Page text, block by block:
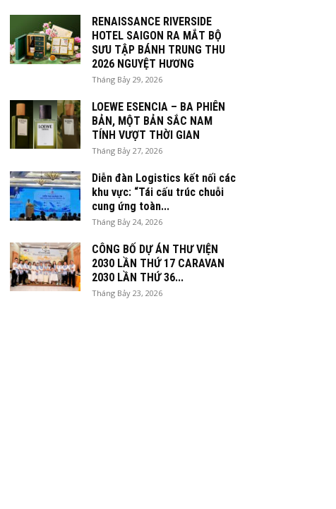
RENAISSANCE RIVERSIDE
HOTEL SAIGON RA MẮT BỘ
SƯU TẬP BÁNH TRUNG THU
2026 NGUYỆT HƯƠNG
Tháng Bảy 29, 2026
LOEWE ESENCIA – BA PHIÊN
BẢN, MỘT BẢN SẮC NAM
TÍNH VƯỢT THỜI GIAN
Tháng Bảy 27, 2026
Diễn đàn Logistics kết nối các
khu vực: “Tái cấu trúc chuỗi
cung ứng toàn...
Tháng Bảy 24, 2026
CÔNG BỐ DỰ ÁN THƯ VIỆN
2030 LẦN THỨ 17 CARAVAN
2030 LẦN THỨ 36...
Tháng Bảy 23, 2026